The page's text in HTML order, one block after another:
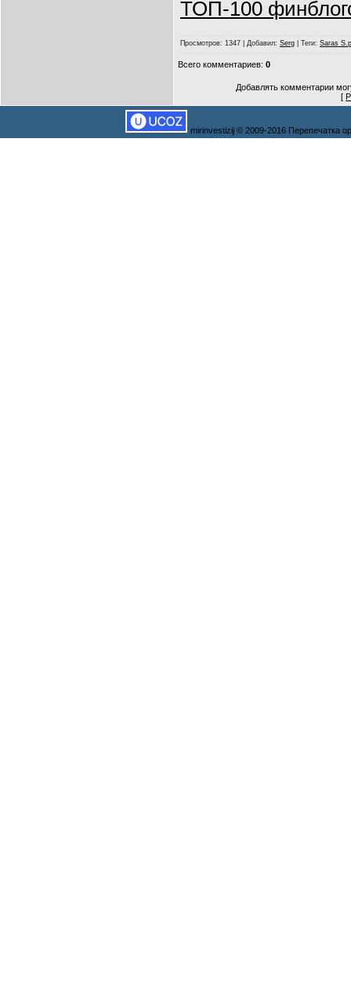
ТОП-100
Просмотров: 1347 | Добавил: Serg Теги: Saras
Всего комментариев: 0
Добавлять комментарии
[
mirinvestizij © 2009-2016 Перепечатка